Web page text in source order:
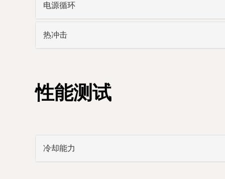
电源循环
热冲击
性能测试
冷却能力